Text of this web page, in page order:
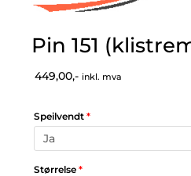
Pin 151
449,00,- inkl. mva
Speilvendt *
Størrelse *